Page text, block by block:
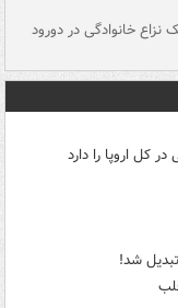
نزاع خانوادگی در دورود
کل اروپا را دارد
تبدیل شد!